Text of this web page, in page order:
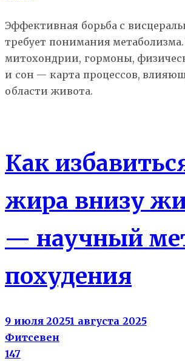
Эффективная борьба с
требует понимания
митохондрии, гормоны,
и сон — карта процессов,
области живота.
Как
жира внизу
— научный
похудения
9 июля 20251 августа 2025
Фитсевен
147